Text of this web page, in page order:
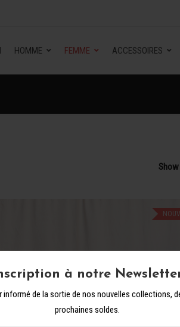
à notre
informé de la sortie de nos nouvelles collections,
prochaines soldes.
HOMME FEMME ACCESSOIRES
Show